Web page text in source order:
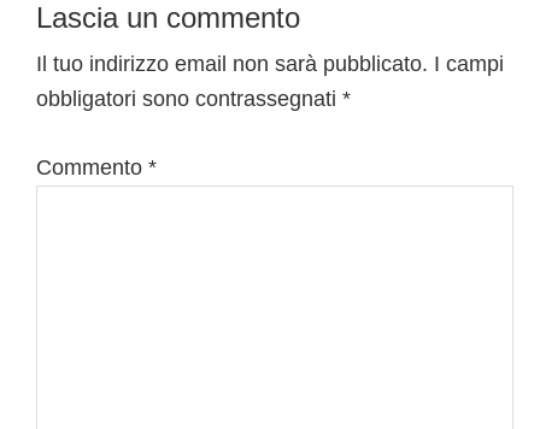
Interazioni
del
lettore
Lascia un commento
Il tuo indirizzo email non sarà pubblicato. I campi
obbligatori sono contrassegnati *
Commento *